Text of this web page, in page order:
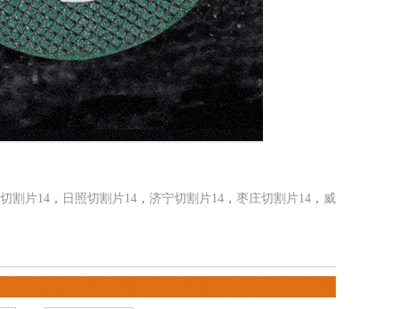
割片14， 日照切割片14， 济宁切割片14， 枣庄切割片14， 威